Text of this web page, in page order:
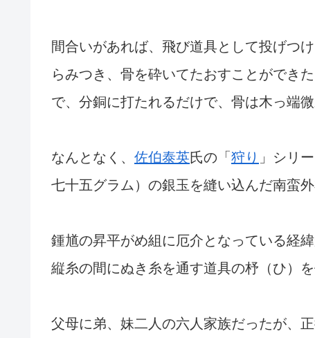
間合いがあれば、飛び道具として投げつ
らみつき、骨を砕いてたおすことができ
で、分銅に打たれるだけで、骨は木っ端
なんとなく、 佐伯泰英氏の「 狩り 」シリ
七十五グラム）の銀玉を縫い込んだ南蛮外
鍾馗の昇平がめ組に厄介となっている経
縦糸の間にぬき糸を通す道具の杼（ひ）を
父母に弟、妹二人の六人家族だったが、